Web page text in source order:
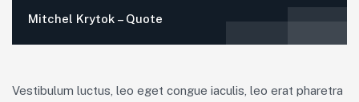
Mitchel Krytok – Quote
Vestibulum luctus, leo eget congue iaculis, leo erat pharetra